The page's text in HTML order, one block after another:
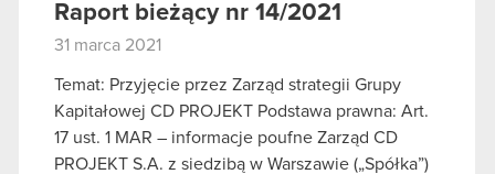
Raport bieżący nr 14/2021
31 marca 2021
Temat: Przyjęcie przez Zarząd strategii Grupy
Kapitałowej CD PROJEKT Podstawa prawna: Art.
17 ust. 1 MAR – informacje poufne Zarząd CD
PROJEKT S.A. z siedzibą w Warszawie („Spółka”)